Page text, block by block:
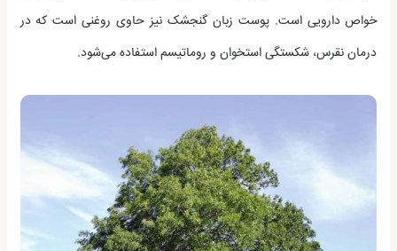
خواص دارویی است. پوست زبان گنجشک نیز حاوی روغنی است که در
درمان نقرس، شکستگی استخوان و روماتیسم استفاده می‌شود.